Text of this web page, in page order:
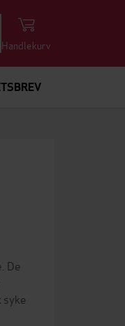
Handlekurv
De